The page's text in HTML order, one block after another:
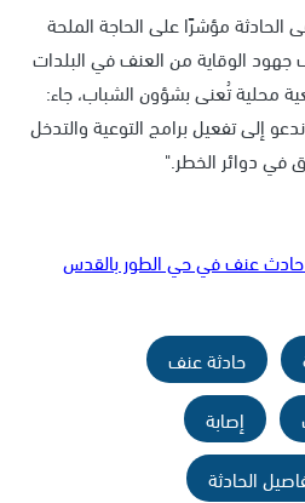
الحادثة مؤشرًا على الحاجة الملحة
جهود الوقاية من العنف في البلدات
محلية تُعنى بشؤون الشباب، جاء:
إلى تفعيل برامج التوعية والتدخل
في دوائر الخطر."
حادث عنف في حي الطور بالقدس
حادثة عنف
إصابة
الحادثة